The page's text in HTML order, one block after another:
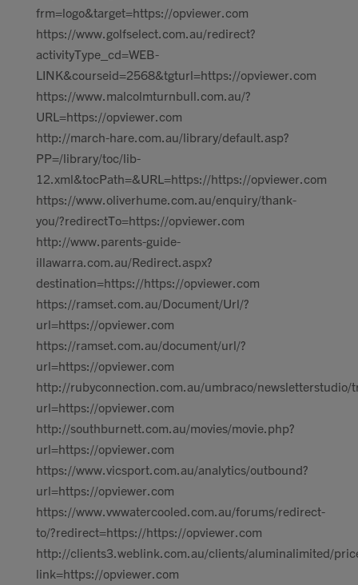
frm=logo&target=https://opviewer.com
https://www.golfselect.com.au/redirect?
activityType_cd=WEB-
LINK&courseid=2568&tgturl=https://opviewer.com
https://www.malcolmturnbull.com.au/?
URL=https://opviewer.com
http://march-hare.com.au/library/default.asp?
PP=/library/toc/lib-
12.xml&tocPath=&URL=https://https://opviewer.com
https://www.oliverhume.com.au/enquiry/thank-
you/?redirectTo=https://opviewer.com
http://www.parents-guide-
illawarra.com.au/Redirect.aspx?
destination=https://https://opviewer.com
https://ramset.com.au/Document/Url/?
url=https://opviewer.com
https://ramset.com.au/document/url/?
url=https://opviewer.com
http://rubyconnection.com.au/umbraco/newsletterstudio/
url=https://opviewer.com
http://southburnett.com.au/movies/movie.php?
url=https://opviewer.com
https://www.vicsport.com.au/analytics/outbound?
url=https://opviewer.com
https://www.vwwatercooled.com.au/forums/redirect-
to/?redirect=https://https://opviewer.com
http://clients3.weblink.com.au/clients/aluminalimited/
link=https://opviewer.com